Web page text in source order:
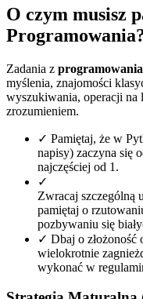
O czym musisz
Zadania z programowania
myślenia, znajomości
wyszukiwania, operacji na
zrozumieniem.
✓ Pamiętaj, że w
napisy) zaczyna się
najczęściej od 1.
✓
Zwracaj szczególną
pamiętaj o
pozbywaniu się
✓ Dbaj o
wielokrotnie
wykonać w